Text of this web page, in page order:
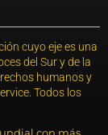
cuyo eje es una
del Sur y de la
humanos y
Todos los
con más